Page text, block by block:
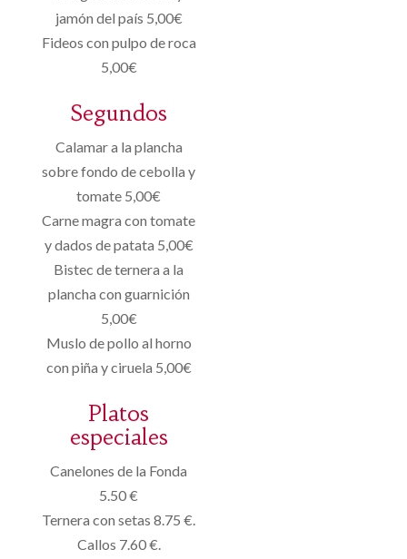
jamón del país 5,00€
Fideos con pulpo de roca
5,00€
Segundos
Calamar a la plancha
sobre fondo de cebolla y
tomate 5,00€
Carne magra con tomate
y dados de patata 5,00€
Bistec de ternera a la
plancha con guarnición
5,00€
Muslo de pollo al horno
con piña y ciruela 5,00€
Platos
especiales
Canelones de la Fonda
5.50 €
Ternera con setas 8.75 €.
Callos 7.60 €.